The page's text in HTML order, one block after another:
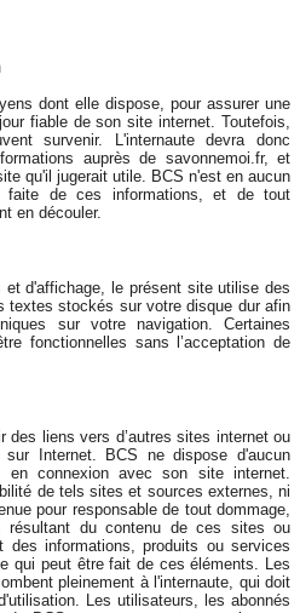
dont elle dispose, pour assurer une
fiable de son site internet. Toutefois,
survenir. L'internaute devra donc
auprès de savonnemoi.fr, et
qu'il jugerait utile. BCS n'est en aucun
faite de ces informations, et de tout
en découler.
d'affichage, le présent site utilise des
textes stockés sur votre disque dur afin
sur votre navigation. Certaines
fonctionnelles sans l’acceptation de
des liens vers d’autres sites internet ou
sur Internet. BCS ne dispose d'aucun
connexion avec son site internet.
de tels sites et sources externes, ni
pour responsable de tout dommage,
résultant du contenu de ces sites ou
des informations, produits ou services
qui peut être fait de ces éléments. Les
pleinement à l'internaute, qui doit
Les utilisateurs, les abonnés